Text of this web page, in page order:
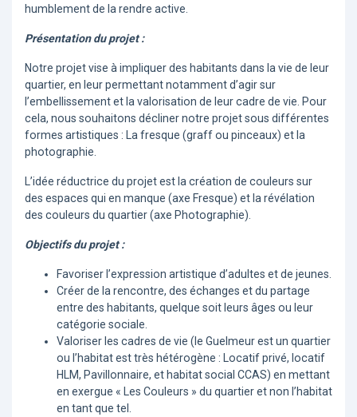
humblement de la rendre active.
Présentation du projet :
Notre projet vise à impliquer des habitants dans la vie de leur
quartier, en leur permettant notamment d’agir sur
l’embellissement et la valorisation de leur cadre de vie. Pour
cela, nous souhaitons décliner notre projet sous différentes
formes artistiques : La fresque (graff ou pinceaux) et la
photographie.
L’idée réductrice du projet est la création de couleurs sur
des espaces qui en manque (axe Fresque) et la révélation
des couleurs du quartier (axe Photographie).
Objectifs du projet :
Favoriser l’expression artistique d’adultes et de jeunes.
Créer de la rencontre, des échanges et du partage
entre des habitants, quelque soit leurs âges ou leur
catégorie sociale.
Valoriser les cadres de vie (le Guelmeur est un quartier
ou l’habitat est très hétérogène : Locatif privé, locatif
HLM, Pavillonnaire, et habitat social CCAS) en mettant
en exergue « Les Couleurs » du quartier et non l’habitat
en tant que tel.